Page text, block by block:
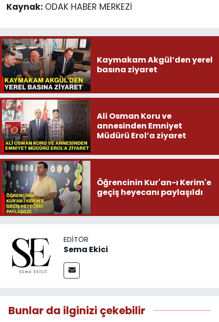
Kaynak: ODAK HABER MERKEZİ
Kaymakam Akgül’den yerel
basına ziyaret
Ali Osman Koru ve
annesinden Emniyet
Müdürü Erol’a ziyaret
Öğrencinin Kur'an-ı Kerim'e
geçiş heyecanı paylaşıldı
EDITÖR
Sema Ekici
Bunlar da ilginizi çekebilir